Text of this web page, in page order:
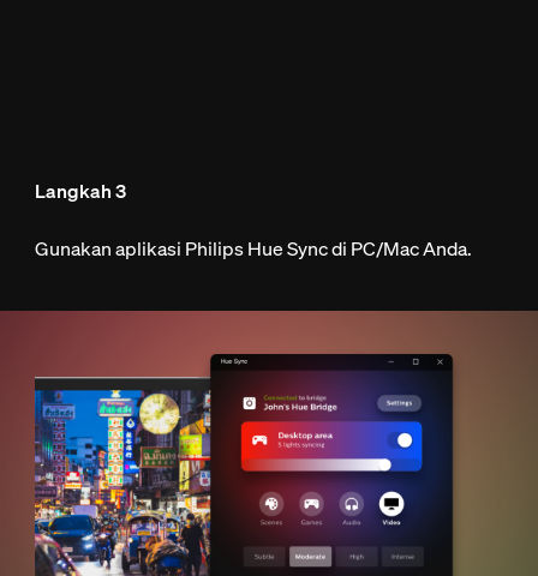
Langkah 3
Gunakan aplikasi Philips Hue Sync di PC/Mac Anda.